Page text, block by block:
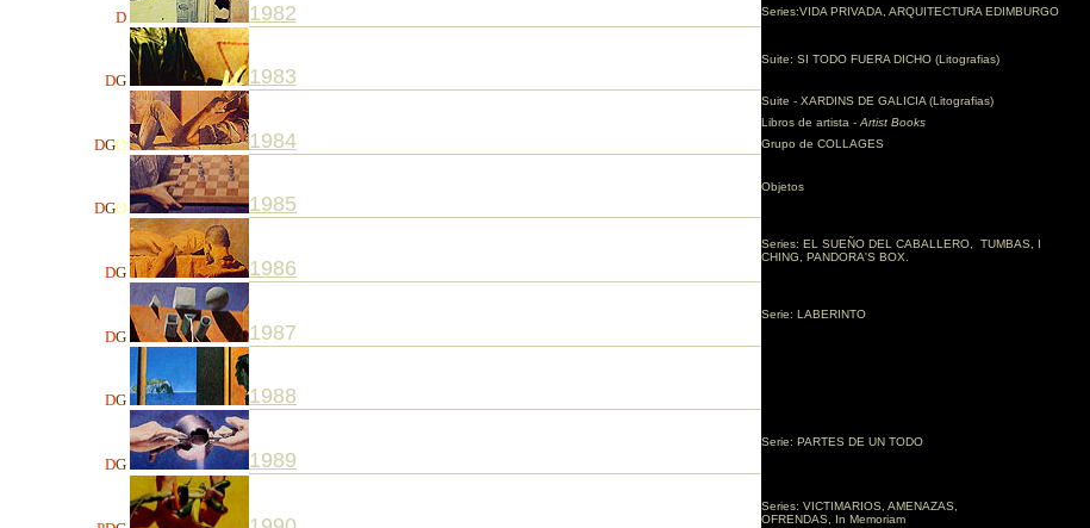
D 1982 Series:VIDA PRIVADA, ARQUITECTURA EDIMBURGO
DG 1983
Suite: SI TODO FUERA DICHO (Litografias)
DGO 1984
Suite - XARDINS DE GALICIA (Litografias)
Libros de artista - Artist Books
Grupo de COLLAGES
DGO 1985
Objetos
DG 1986
Series: EL SUEÑO DEL CABALLERO, TUMBAS, I
CHING, PANDORA'S BOX.
DG 1987
Serie: LABERINTO
DG 1988
DG 1989
Serie: PARTES DE UN TODO
Series: VICTIMARIOS, AMENAZAS,
OFRENDAS, In Memoriam